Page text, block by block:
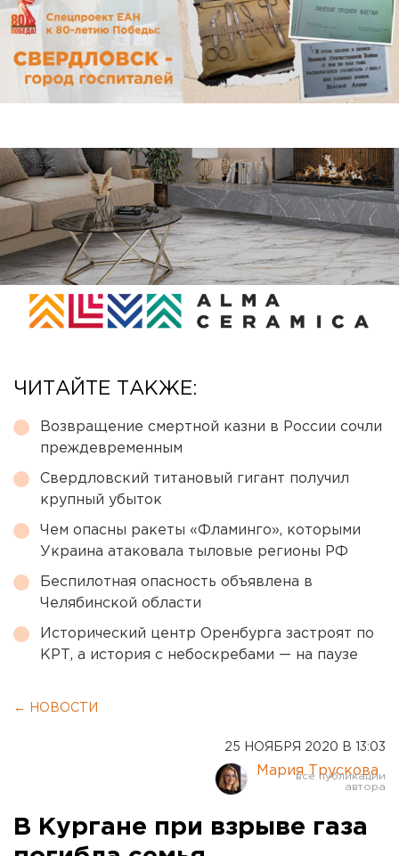
ЧИТАЙТЕ ТАКЖЕ:
Возвращение смертной казни в России сочли
преждевременным
Свердловский титановый гигант получил
крупный убыток
Чем опасны ракеты «Фламинго», которыми
Украина атаковала тыловые регионы РФ
Беспилотная опасность объявлена в
Челябинской области
Исторический центр Оренбурга застроят по
КРТ, а история с небоскребами — на паузе
← НОВОСТИ
25 НОЯБРЯ 2020 В 13:03
Мария Трускова
В Кургане при взрыве газа